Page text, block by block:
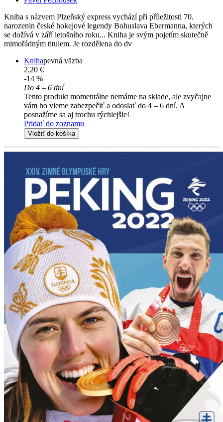
Kniha s názvem Plzeňský express vychází při příležitosti 70.
narozenin české hokejové legendy Bohuslava Ebermanna, kterých
se dožívá v září letošního roku... Kniha je svým pojetím skutečně
mimořádným titulem. Je rozdělena do dv
Knihapevná väzba
2,20 €
-14 %
Do 4 – 6 dní
Tento produkt momentálne nemáme na sklade, ale zvyčajne
vám ho vieme zabezpečiť a odoslať do 4 – 6 dní. A
posnažíme sa aj trochu rýchlejšie!
Pridať do zoznamu
Vložiť do košíka